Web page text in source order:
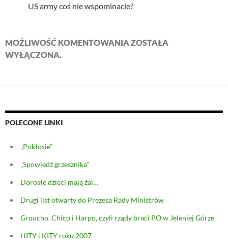
US army coś nie wspominacie?
MOŻLIWOŚĆ KOMENTOWANIA ZOSTAŁA
WYŁĄCZONA.
POLECONE LINKI
„Pokłosie”
„Spowiedź grzesznika”
Dorosłe dzieci mają żal…
Drugi list otwarty do Prezesa Rady Ministrów
Groucho, Chico i Harpo, czyli rządy braci PO w Jeleniej Górze
HITY i KITY roku 2007